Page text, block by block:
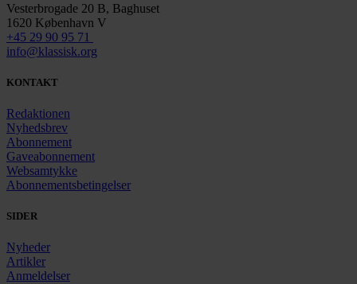
Vesterbrogade 20 B, Baghuset
1620 København V
+45 29 90 95 71
info@klassisk.org
KONTAKT
Redaktionen
Nyhedsbrev
Abonnement
Gaveabonnement
Websamtykke
Abonnementsbetingelser
SIDER
Nyheder
Artikler
Anmeldelser